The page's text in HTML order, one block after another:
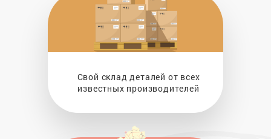
Свой склад деталей от всех
известных производителей